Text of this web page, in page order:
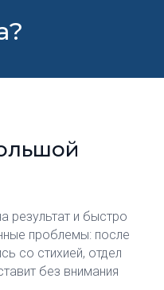
результат и быстро
проблемы: после
со стихией, отдел
без внимания